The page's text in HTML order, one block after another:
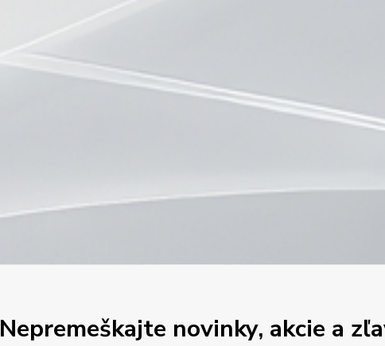
Nepremeškajte novinky, akcie a